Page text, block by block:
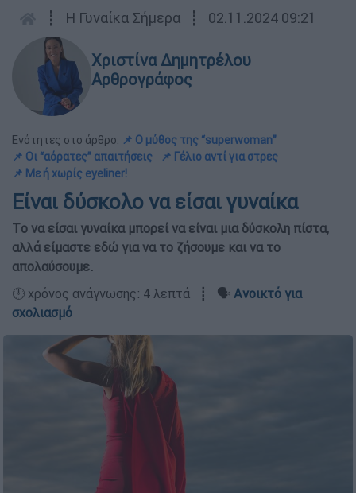
┋ Η Γυναίκα Σήμερα ┋ 02.11.2024 09:21
Χριστίνα Δημητρέλου
Αρθρογράφος
Ενότητες στο άρθρο: 📌 Ο μύθος της “superwoman”
📌 Οι “αόρατες” απαιτήσεις
📌 Γέλιο αντί για στρες
📌 Με ή χωρίς eyeliner!
Είναι δύσκολο να είσαι γυναίκα
Tο να είσαι γυναίκα μπορεί να είναι μια δύσκολη πίστα,
αλλά είμαστε εδώ για να το ζήσουμε και να το
απολαύσουμε.
🕛 χρόνος ανάγνωσης: 4 λεπτά ┋ 🗣️ Ανοικτό για
σχολιασμό